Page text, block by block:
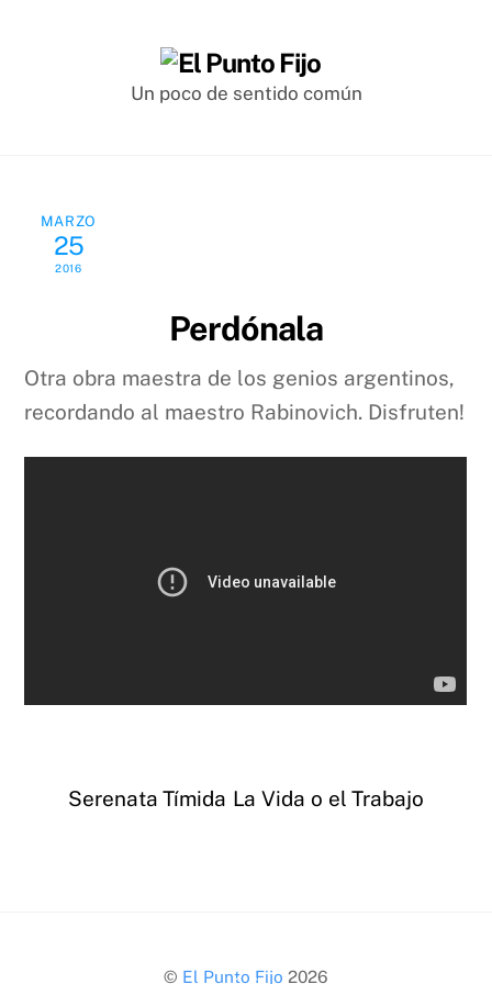
Un poco de sentido común
MARZO
25
2016
Perdónala
Otra obra maestra de los genios argentinos,
recordando al maestro Rabinovich. Disfruten!
Serenata Tímida La Vida o el Trabajo
Back
© El Punto Fijo 2026